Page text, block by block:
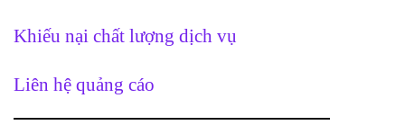
Khiếu nại chất lượng dịch vụ
Liên hệ quảng cáo